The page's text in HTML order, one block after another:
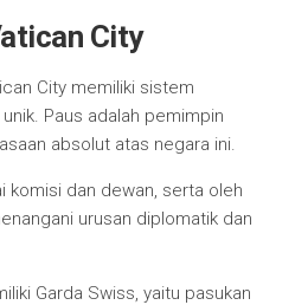
City
City memiliki sistem
Paus adalah pemimpin
absolut atas negara ini.
komisi dan dewan, serta oleh
urusan diplomatik dan
Garda Swiss, yaitu pasukan